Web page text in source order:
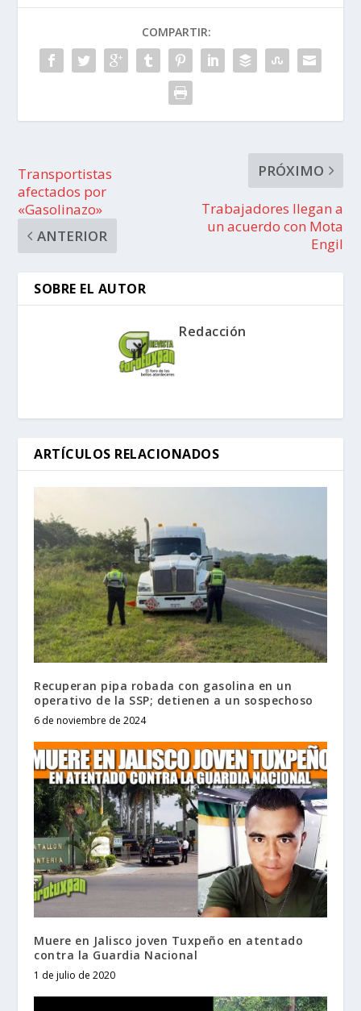
COMPARTIR:
Transportistas
afectados por
«Gasolinazo»
ANTERIOR
PRÓXIMO
Trabajadores llegan a
un acuerdo con Mota
Engil
SOBRE EL AUTOR
Redacción
ARTÍCULOS RELACIONADOS
Recuperan pipa robada con gasolina en un
operativo de la SSP; detienen a un sospechoso
6 de noviembre de 2024
Muere en Jalisco joven Tuxpeño en atentado
contra la Guardia Nacional
1 de julio de 2020